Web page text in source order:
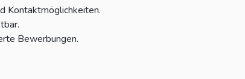
Kontaktmöglichkeiten.
Bewerbungen.